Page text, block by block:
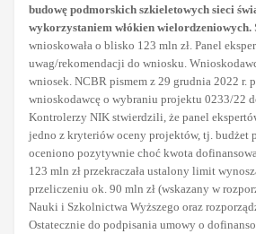
budowę podmorskich szkieletowych sieci
wykorzystaniem włókien wielordzeniowych.
wnioskowała o blisko 123 mln zł. Panel
uwag/rekomendacji do wniosku.
wniosek. NCBR pismem z 29 grudnia 2022 r.
wnioskodawcę o wybraniu projektu 0233/22
Kontrolerzy NIK stwierdzili, że panel
jedno z kryteriów oceny projektów, tj. budżet
oceniono pozytywnie choć kwota
123 mln zł przekraczała ustalony limit
przeliczeniu ok. 90 mln zł (wskazany w
Nauki i Szkolnictwa Wyższego oraz
Ostatecznie do podpisania umowy o